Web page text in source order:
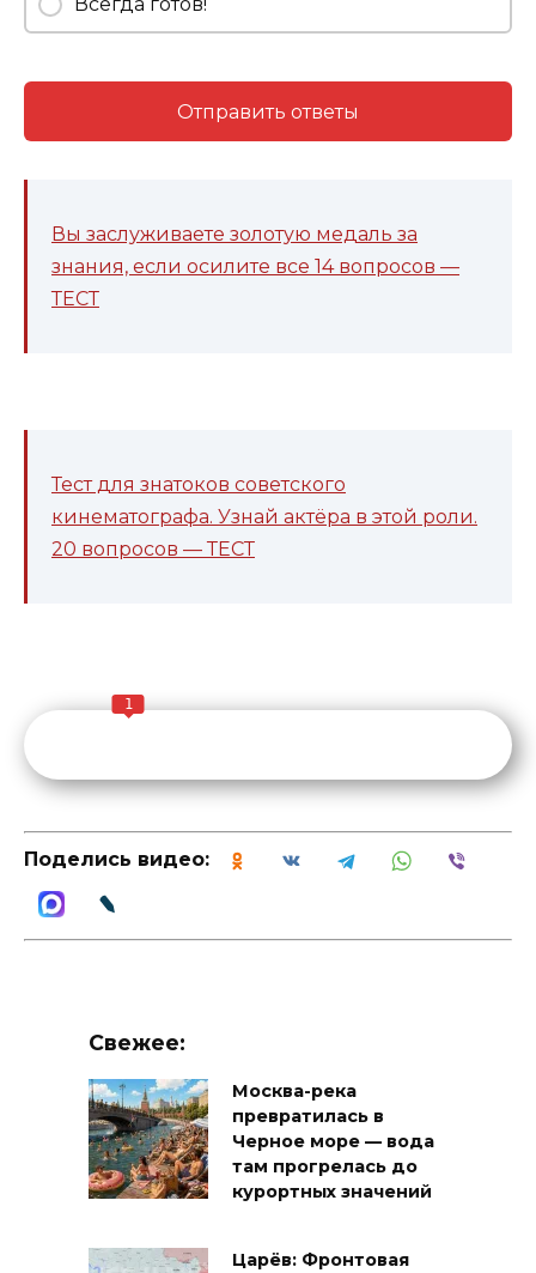
Всегда готов!
Отправить ответы
Вы заслуживаете золотую медаль за
знания, если осилите все 14 вопросов —
ТЕСТ
Тест для знатоков советского
кинематографа. Узнай актёра в этой роли.
20 вопросов — ТЕСТ
1
Поделись видео:
Свежее:
Москва-река
превратилась в
Черное море — вода
там прогрелась до
курортных значений
Царёв: Фронтовая